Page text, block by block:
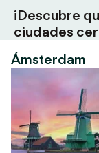
¡Descubre
ciudades
Ámsterdam